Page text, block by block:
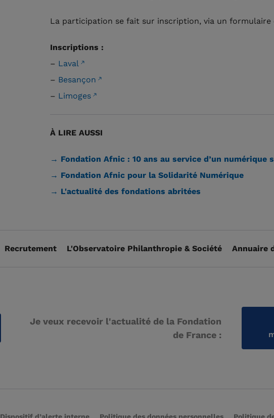
La participation se fait sur inscription, via un formulaire
Inscriptions :
– Laval
– Besançon
– Limoges
À LIRE AUSSI
→ Fondation Afnic : 10 ans au service d’un numérique
→ Fondation Afnic pour la Solidarité Numérique
→ L'actualité des fondations abritées
Recrutement L'Observatoire Philanthropie & Société Annuaire
Je veux recevoir l'actualité de la Fondation
de France :